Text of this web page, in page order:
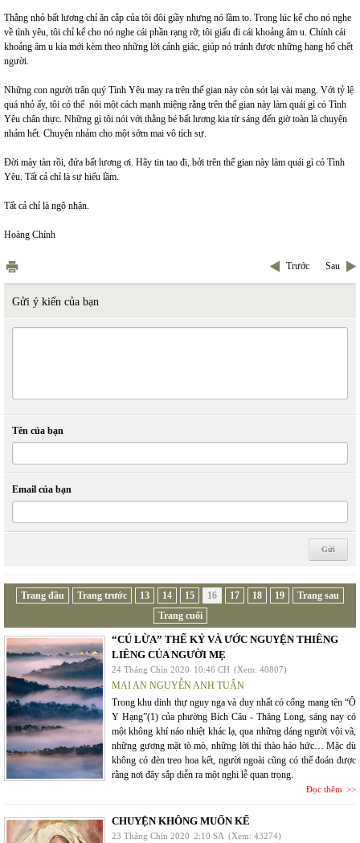
Thằng nhỏ bất lương chỉ ăn cắp của tôi đôi giầy nhưng nó lầm to. Trong lúc kể cho nó nghe
về tình yêu, tôi chỉ kể cho nó nghe cái phần rạng rỡ; tôi giấu đi cái khoảng âm u. Chính cái
khoảng âm u kia mới kèm theo những lời cảnh giác, giúp nó tránh được những hang hố chết
người.
Những con người trân quý Tình Yêu may ra trên thế gian này còn sót lại vài mạng. Với tỷ lệ
quá nhỏ ấy, tôi có thể nói một cách mạnh miệng rằng trên thế gian này làm quái gì có Tình
Yêu chân thực. Những gì tôi nói với thằng bé bất lương kia từ sáng đến giờ toàn là chuyện
nhảm hết. Chuyện nhảm cho một sớm mai vô tích sự.
Đời mày tàn rồi, đứa bất lương ơi. Hãy tin tao đi, bởi trên thế gian này làm quái gì có Tình
Yêu. Tất cả chỉ là sự hiểu lầm.
Tất cả chỉ là ngộ nhận.
Hoàng Chính
Trước Sau
Gửi ý kiến của bạn
Tên của bạn
Email của bạn
Trang đầu Trang trước 13 14 15 16 17 18 19
Trang sau
Trang cuối
“CÚ LỪA” THẾ KỶ VÀ ƯỚC NGUYỆN THIÊNG
LIÊNG CỦA NGƯỜI MẸ
24 Tháng Chín 2020 10:46 CH (Xem: 40807)
MAI AN NGUYỄN ANH TUẤN
Trong khu dinh thự nguy nga và duy nhất có cổng mang tên “Ô
Y Hạng”(1) của phường Bích Câu - Thăng Long, sáng nay có
một không khí náo nhiệt khác lạ, qua những dáng người vội vã,
những gương mặt tò mò, những lời thì thào háo hức… Mặc dù
không có đèn treo hoa kết, người ngoài cũng có thể đoán được
rằng nơi đây sắp diễn ra một nghi lễ quan trọng.
Đọc thêm
CHUYỆN KHÔNG MUỐN KỂ
23 Tháng Chín 2020 2:10 SA (Xem: 43274)